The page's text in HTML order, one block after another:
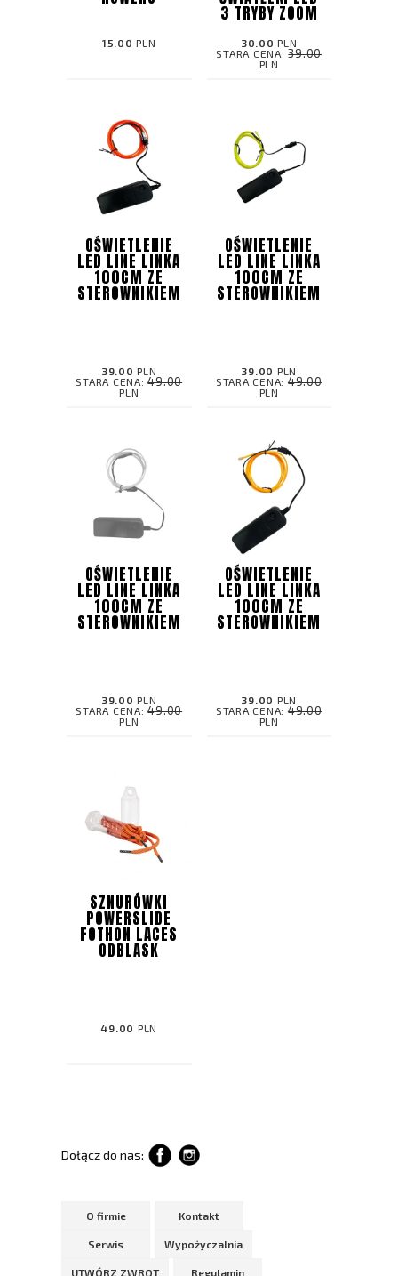
15.00 PLN
3 TRYBY ZOOM
30.00 PLN
STARA CENA:39.00
PLN
OŚWIETLENIE
LED LINE LINKA
100CM ZE
STEROWNIKIEM
39.00 PLN
STARA CENA:49.00
PLN
OŚWIETLENIE
LED LINE LINKA
100CM ZE
STEROWNIKIEM
39.00 PLN
STARA CENA:49.00
PLN
OŚWIETLENIE
LED LINE LINKA
100CM ZE
STEROWNIKIEM
39.00 PLN
STARA CENA:49.00
PLN
OŚWIETLENIE
LED LINE LINKA
100CM ZE
STEROWNIKIEM
39.00 PLN
STARA CENA:49.00
PLN
SZNURÓWKI
POWERSLIDE
FOTHON LACES
ODBLASK
49.00 PLN
Dołącz do nas:
O firmie Kontakt
Serwis Wypożyczalnia
UTWÓRZ ZWROT Regulamin